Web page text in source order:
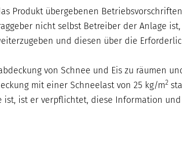
Produkt übergebenen
nicht selbst Betreiber der Anlage
und diesen über die
von Schnee und Eis zu räumen
mit einer Schneelast von 25 kg/m2
ist er verpflichtet, diese Information